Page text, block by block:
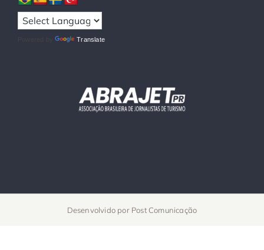
Powered by Translate
Desenvolvido por Post Comunicação